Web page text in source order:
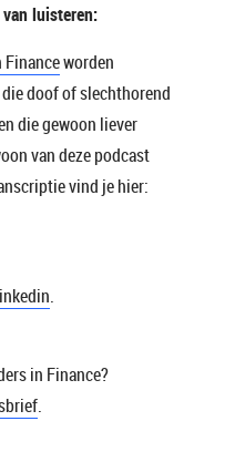
luisteren:
Financeworden
doof of slechthorend
die gewoon liever
van deze podcast
vind je hier:
.
in Finance?
.